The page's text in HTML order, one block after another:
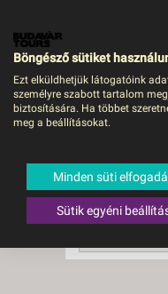
megfelelő
A keresővel
találati listát!
RENDEZÉS:
Böngésző sütiket
Ezt elküldhetjük látogatóink
személyre szabott tartalom
biztosítására. Ha többet
meg a beállításokat.
Minden süti
Sütik egyéni